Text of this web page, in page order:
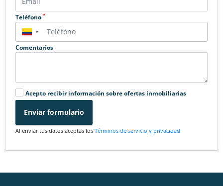
Teléfono *
▼
Comentarios
Acepto recibir información sobre ofertas inmobiliarias
Enviar formulario
Al enviar tus datos aceptas los Términos de servicio y privacidad